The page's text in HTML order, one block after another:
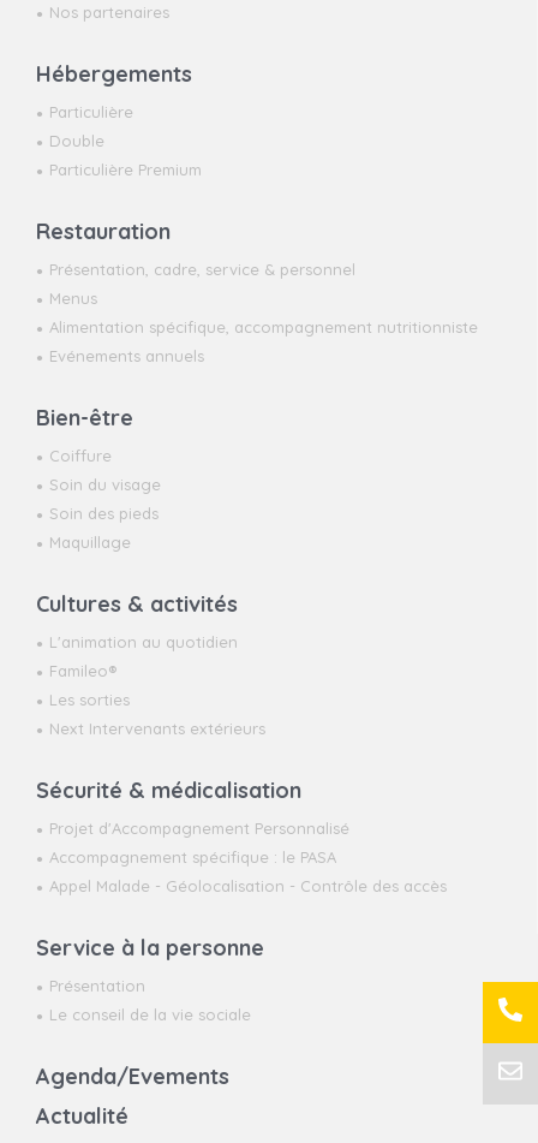
Nos partenaires
Hébergements
Particulière
Double
Particulière Premium
Restauration
Présentation, cadre, service & personnel
Menus
Alimentation spécifique, accompagnement nutritionniste
Evénements annuels
Bien-être
Coiffure
Soin du visage
Soin des pieds
Maquillage
Cultures & activités
L'animation au quotidien
Famileo®
Les sorties
Next Intervenants extérieurs
Sécurité & médicalisation
Projet d'Accompagnement Personnalisé
Accompagnement spécifique : le PASA
Appel Malade - Géolocalisation - Contrôle des accès
Service à la personne
Présentation
Le conseil de la vie sociale
Agenda/Evements
Actualité